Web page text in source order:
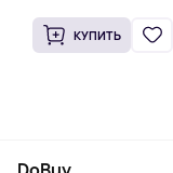
КУПИТЬ